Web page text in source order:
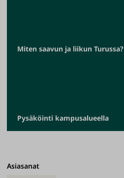
Miten saavun ja liikun Turussa?
Pysäköinti kampusalueella
Asiasanat